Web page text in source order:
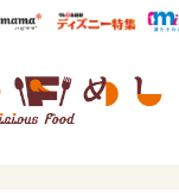
ぴあ総研ハピママ* ウ